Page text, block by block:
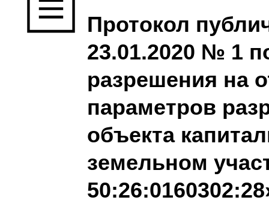
Протокол
23.01.2020 № 1
разрешения на
параметров
объекта
земельном